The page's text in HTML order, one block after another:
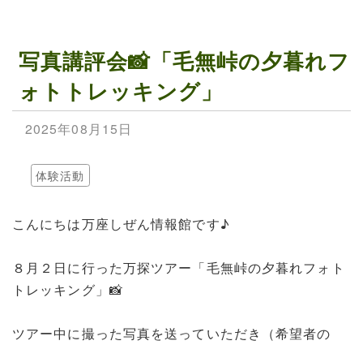
写真講評会📸「毛無峠の夕暮れフ
ォトトレッキング」
2025年08月15日
体験活動
こんにちは万座しぜん情報館です♪
８月２日に行った万探ツアー「毛無峠の夕暮れフォト
トレッキング」📸
ツアー中に撮った写真を送っていただき（希望者の